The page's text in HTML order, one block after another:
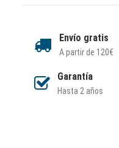
Envío gratis
A partir de 120€
Garantía
Hasta 2 años